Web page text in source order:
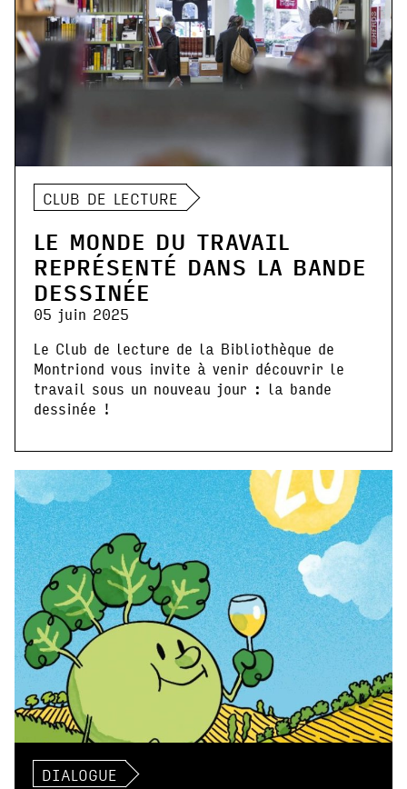
CLUB DE LECTURE
LE MONDE DU TRAVAIL
REPRÉSENTÉ DANS LA BANDE
DESSINÉE
05 juin 2025
Le Club de lecture de la Bibliothèque de
Montriond vous invite à venir découvrir le
travail sous un nouveau jour : la bande
dessinée !
DIALOGUE